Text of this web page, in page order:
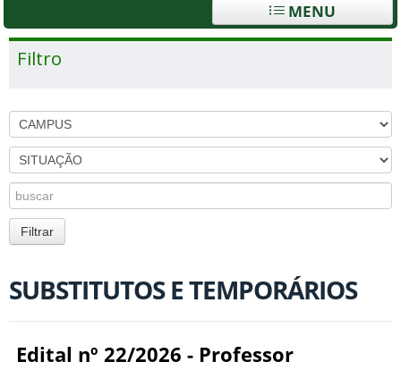
MENU
Filtro
SUBSTITUTOS E TEMPORÁRIOS
Edital nº 22/2026 - Professor